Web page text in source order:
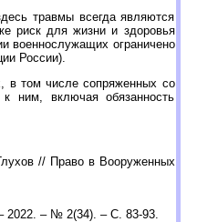
травмы всегда являются
риск для жизни и здоровья
военнослужащих ограничено
России).
в том числе сопряженных со
ним, включая обязанность
// Право в Вооруженных
2022. – № 2(34). – С. 83-93.